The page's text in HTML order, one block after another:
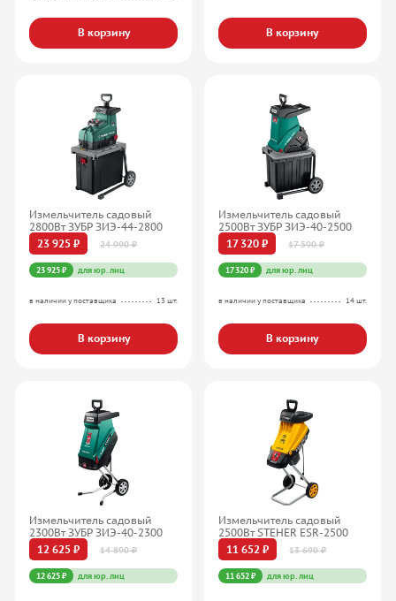
В корзину В корзину
Измельчитель садовый
2800Вт ЗУБР ЗИЭ-44-2800
23 925 ₽
24 990 ₽
23 925 ₽ для юр. лиц
в наличии у поставщика 13 шт.
В корзину
Измельчитель садовый
2500Вт ЗУБР ЗИЭ-40-2500
17 320 ₽
17 590 ₽
17 320 ₽ для юр. лиц
в наличии у поставщика 14 шт.
В корзину
Измельчитель садовый
2300Вт ЗУБР ЗИЭ-40-2300
12 625 ₽
14 890 ₽
12 625 ₽ для юр. лиц
Измельчитель садовый
2500Вт STEHER ESR-2500
11 652 ₽
13 690 ₽
11 652 ₽ для юр. лиц